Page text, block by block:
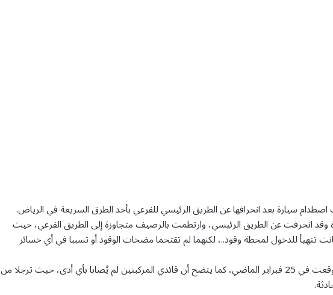
سيارة بعد انحرافها عن الطريق الرئيسي للفرعي بأحد الطرق السريعة في الرياض.
وقد انحرفت عن الطريق الرئيسي، وارتطمت بالرصيف متجاوزة إلى الطريق الفرعي، حيث
تتهيأ للدخول لمحطة وقود..، لكنهما لم تقتحما مضخات الوقود أو تسببا في أي خسائر
ويبين المقطع أن الحادثة وقعت في 25 فبراير الماضي، كما يتضح أن قائدي المركبتين لم يُصابا بأي أذى، حيث ترجلا من